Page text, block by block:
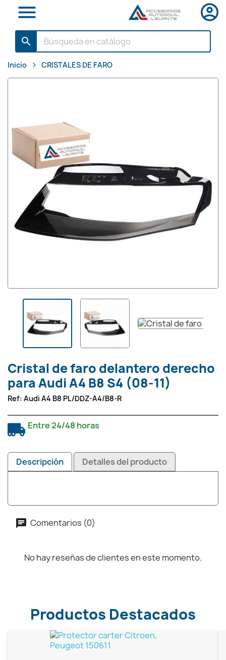

search
Inicio CRISTALES DE FARO
Cristal de faro delantero derecho
para Audi A4 B8 S4 (08-11)
Ref: Audi A4 B8 PL/DDZ-A4/B8-R
Entre 24/48 horas
Descripción Detalles del producto
Comentarios (0)
No hay reseñas de clientes en este momento.
Productos Destacados